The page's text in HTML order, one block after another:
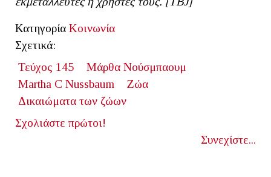
Κατηγορία Κοινωνία
Σχετικά:
Τεύχος 145
Μάρθα Νούσμπαουμ
Martha C Nussbaum
Ζώα
Δικαιώματα των ζώων
Σχολιάστε πρώτοι!
Συνεχίστε...